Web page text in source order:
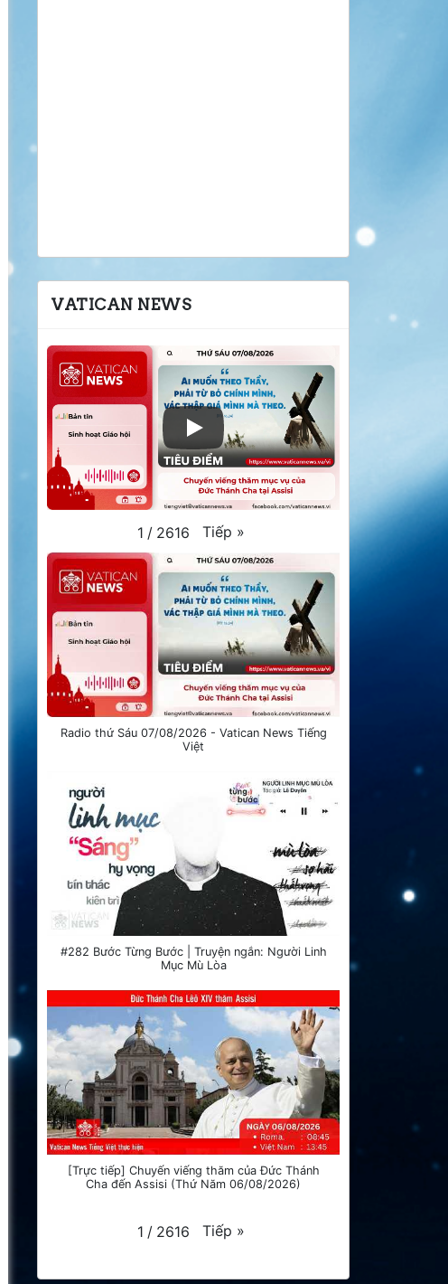
VATICAN NEWS
1 / 2616 Tiếp »
Radio thứ Sáu 07/08/2026 - Vatican News Tiếng
Việt
#282 Bước Từng Bước | Truyện ngắn: Người Linh
Mục Mù Lòa
[Trực tiếp] Chuyến viếng thăm của Đức Thánh
Cha đến Assisi (Thứ Năm 06/08/2026)
1 / 2616 Tiếp »